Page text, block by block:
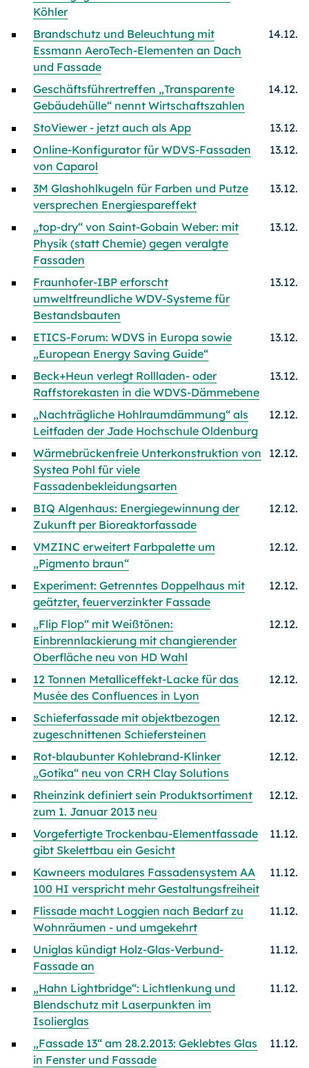
Köhler
Brandschutz und Beleuchtung mit
Essmann AeroTech-Elementen an Dach
und Fassade
14.12.
Geschäftsführertreffen „Transparente
Gebäudehülle“ nennt Wirtschaftszahlen
14.12.
StoViewer - jetzt auch als App
13.12.
Online-Konfigurator für WDVS-Fassaden
von Caparol
13.12.
3M Glashohlkugeln für Farben und Putze
versprechen Energiespareffekt
13.12.
„top-dry“ von Saint-Gobain Weber: mit
Physik (statt Chemie) gegen veralgte
Fassaden
13.12.
Fraunhofer-IBP erforscht
umweltfreundliche WDV-Systeme für
Bestandsbauten
13.12.
ETICS-Forum: WDVS in Europa sowie
„European Energy Saving Guide“
13.12.
Beck+Heun verlegt Rollladen- oder
Raffstorekasten in die WDVS-Dämmebene
13.12.
„Nachträgliche Hohlraumdämmung“ als
Leitfaden der Jade Hochschule Oldenburg
12.12.
Wärmebrückenfreie Unterkonstruktion von
Systea Pohl für viele
Fassadenbekleidungsarten
12.12.
BIQ Algenhaus: Energiegewinnung der
Zukunft per Bioreaktorfassade
12.12.
VMZINC erweitert Farbpalette um
„Pigmento braun“
12.12.
Experiment: Getrenntes Doppelhaus mit
geätzter, feuerverzinkter Fassade
12.12.
„Flip Flop“ mit Weißtönen:
Einbrennlackierung mit changierender
Oberfläche neu von HD Wahl
12.12.
12 Tonnen Metalliceffekt-Lacke für das
Musée des Confluences in Lyon
12.12.
Schieferfassade mit objektbezogen
zugeschnittenen Schiefersteinen
12.12.
Rot-blaubunter Kohlebrand-Klinker
„Gotika“ neu von CRH Clay Solutions
12.12.
Rheinzink definiert sein Produktsortiment
zum 1. Januar 2013 neu
12.12.
Vorgefertigte Trockenbau-Elementfassade
gibt Skelettbau ein Gesicht
11.12.
Kawneers modulares Fassadensystem AA
100 HI verspricht mehr Gestaltungsfreiheit
11.12.
Flissade macht Loggien nach Bedarf zu
Wohnräumen - und umgekehrt
11.12.
Uniglas kündigt Holz-Glas-Verbund-
Fassade an
11.12.
„Hahn Lightbridge“: Lichtlenkung und
Blendschutz mit Laserpunkten im
Isolierglas
11.12.
„Fassade 13“ am 28.2.2013: Geklebtes Glas
in Fenster und Fassade
11.12.